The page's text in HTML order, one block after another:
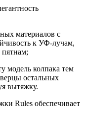
материалов с
к УФ-лучам,
пятнам;
модель колпака тем
остальных
вытяжку.
Rules обеспечивает